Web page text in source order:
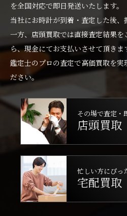
を全国対応で即日発送いたします。
当社にお時計が到着・査定した後、
一方、店頭買取では直接査定結果
ら、現金にてお支払いさせて頂きま
鑑定士のプロの査定で高価買取を実
ださい。
その場で査定・
店頭買取
忙しい方にぴっ
宅配買取